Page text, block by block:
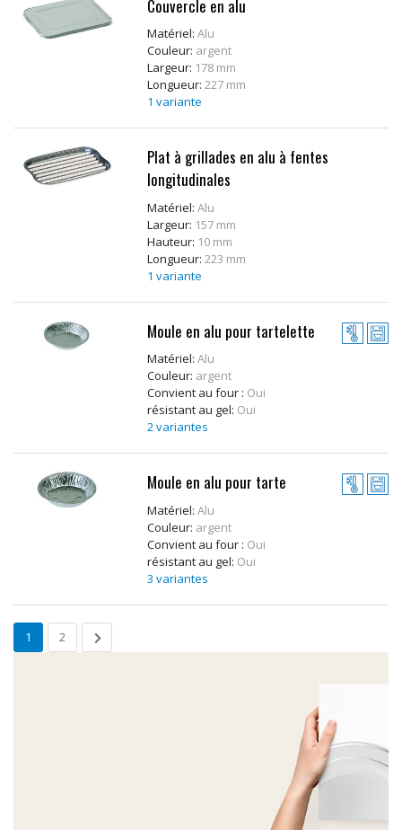
Couvercle en alu
Matériel:Alu
Couleur: argent
Largeur: 178 mm
Longueur:227 mm
1 variante
Plat à grillades en alu à fentes
longitudinales
Matériel:Alu
Largeur: 157 mm
Hauteur: 10 mm
Longueur:223 mm
1 variante
Moule en alu pour tartelette
Matériel:Alu
Couleur: argent
Convient au four : Oui
résistant au gel: Oui
2 variantes
Moule en alu pour tarte
Matériel:Alu
Couleur: argent
Convient au four : Oui
résistant au gel: Oui
3 variantes
1 2